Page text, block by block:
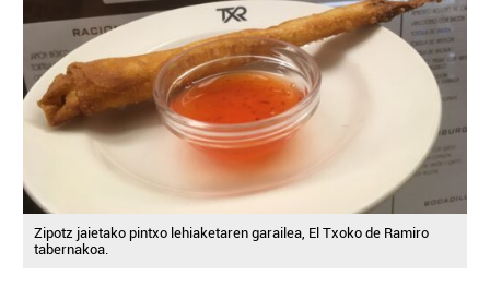
Zipotz jaietako pintxo lehiaketaren garailea, El Txoko de Ramiro
tabernakoa.